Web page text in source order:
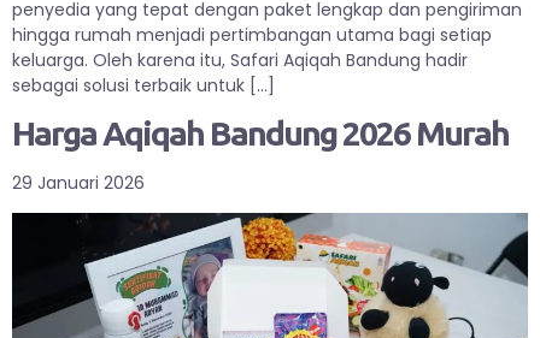
penyedia yang tepat dengan paket lengkap dan pengiriman
hingga rumah menjadi pertimbangan utama bagi setiap
keluarga. Oleh karena itu, Safari Aqiqah Bandung hadir
sebagai solusi terbaik untuk […]
Harga Aqiqah Bandung 2026 Murah
29 Januari 2026